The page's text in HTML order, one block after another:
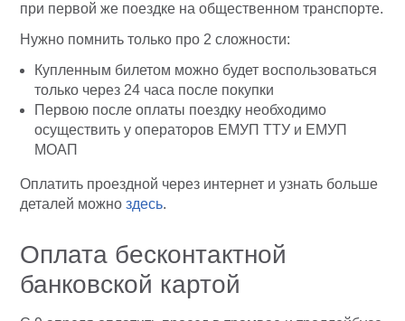
при первой же поездке на общественном транспорте.
Нужно помнить только про 2 сложности:
Купленным билетом можно будет воспользоваться
только через 24 часа после покупки
Первою после оплаты поездку необходимо
осуществить у операторов ЕМУП ТТУ и ЕМУП
МОАП
Оплатить проездной через интернет и узнать больше
деталей можно здесь.
Оплата бесконтактной
банковской картой